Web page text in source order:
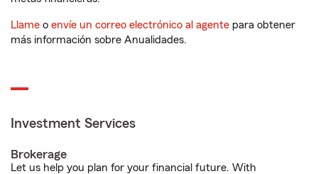
Llame o envíe un correo electrónico al agente para obtener
más información sobre Anualidades.
Investment Services
Brokerage
Let us help you plan for your financial future. With